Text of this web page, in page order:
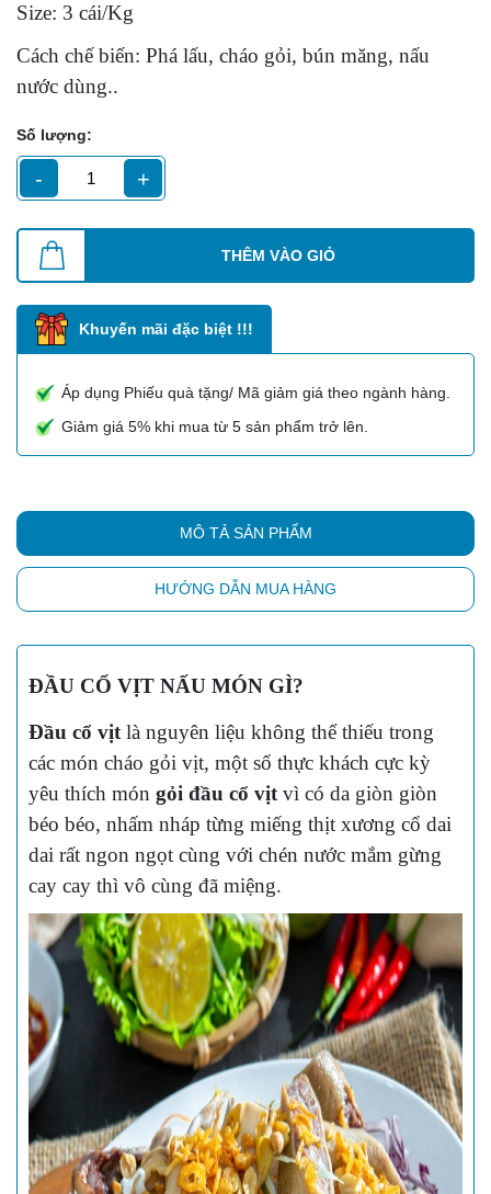
Size: 3 cái/Kg
Cách chế biến: Phá lấu, cháo gỏi, bún măng, nấu
nước dùng..
Số lượng:
- +
THÊM VÀO GIỎ
Khuyến mãi đặc biệt !!!
Áp dụng Phiếu quà tặng/ Mã giảm giá theo ngành hàng.
Giảm giá 5% khi mua từ 5 sản phẩm trở lên.
MÔ TẢ SẢN PHẨM
HƯỚNG DẪN MUA HÀNG
ĐẦU CỔ VỊT NẤU MÓN GÌ?
Đầu cổ vịt là nguyên liệu không thể thiếu trong
các món cháo gỏi vịt, một số thực khách cực kỳ
yêu thích món gỏi đầu cổ vịt vì có da giòn giòn
béo béo, nhấm nháp từng miếng thịt xương cổ dai
dai rất ngon ngọt cùng với chén nước mắm gừng
cay cay thì vô cùng đã miệng.